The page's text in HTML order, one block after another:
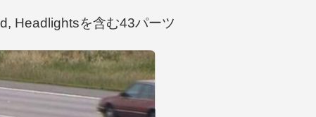
Headlightsを含む43パーツ